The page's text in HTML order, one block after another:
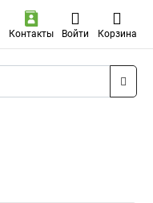
Контакты Войти Корзина